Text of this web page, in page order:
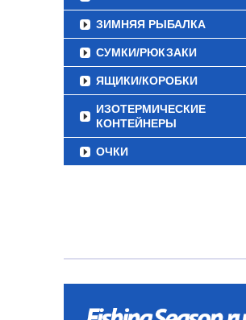
ЗИМНЯЯ РЫБАЛКА
СУМКИ/РЮКЗАКИ
ЯЩИКИ/КОРОБКИ
ИЗОТЕРМИЧЕСКИЕ
КОНТЕЙНЕРЫ
ОЧКИ